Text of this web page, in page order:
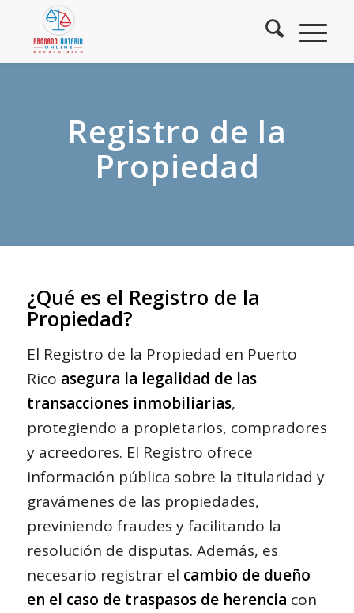
Registro de la
Propiedad
¿Qué es el Registro de la
Propiedad?
El Registro de la Propiedad en Puerto
Rico asegura la legalidad de las
transacciones inmobiliarias,
protegiendo a propietarios, compradores
y acreedores. El Registro ofrece
información pública sobre la titularidad y
gravámenes de las propiedades,
previniendo fraudes y facilitando la
resolución de disputas. Además, es
necesario registrar el cambio de dueño
en el caso de traspasos de herencia con